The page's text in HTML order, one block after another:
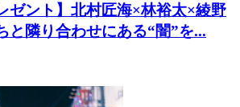
ゼント】北村匠海×林裕太×綾野
と隣り合わせにある“闇”を...